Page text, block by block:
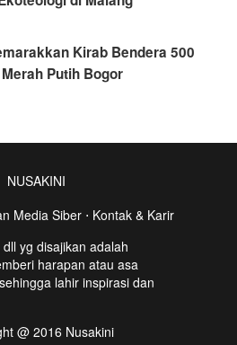
Kirab Bendera 500
Putih Bogor
NUSAKINI
Media Siber⋅ Kontak & Karir
yg disajikan adalah
harapan atau asa
lahir inspirasi dan
@ 2016 Nusakini